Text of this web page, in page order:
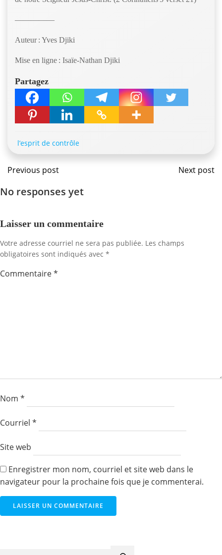
—————
Auteur : Yves Djiki
Mise en ligne : Isaïe-Nathan Djiki
Partagez
l’esprit de contrôle
Navigation
de
l'article
Previous post Next post
No responses yet
Laisser un commentaire
Votre adresse courriel ne sera pas publiée. Les champs
obligatoires sont indiqués avec *
Commentaire*
Nom *
Courriel *
Site web
Enregistrer mon nom, courriel et site web dans le
navigateur pour la prochaine fois que je commenterai.